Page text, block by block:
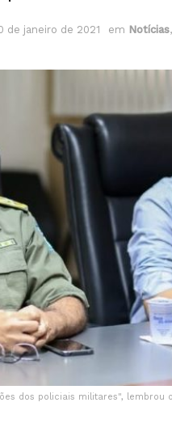
de janeiro de 2021 em Notícias,
dos policiais militares", lembrou